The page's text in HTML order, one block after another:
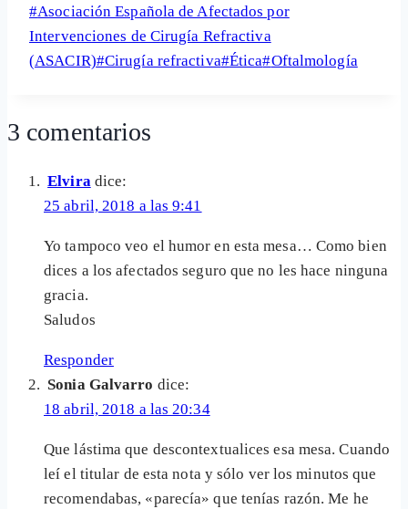
Share
Etiquetas
de
la
#Asociación Española de Afectados por
Intervenciones de Cirugía Refractiva
(ASACIR)#Cirugía refractiva#Ética#Oftalmología
3 comentarios
Elvira dice:
25 abril, 2018 a las 9:41
Yo tampoco veo el humor en esta mesa… Como bien
dices a los afectados seguro que no les hace ninguna
gracia.
Saludos
Responder
Sonia Galvarro dice:
18 abril, 2018 a las 20:34
Que lástima que descontextualices esa mesa. Cuando
leí el titular de esta nota y sólo ver los minutos que
recomendabas, «parecía» que tenías razón. Me he